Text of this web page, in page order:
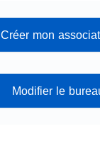
Créer mon
Modifier le